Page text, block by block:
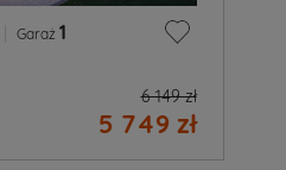
Garaż 1
6 149 zł
5 749 zł